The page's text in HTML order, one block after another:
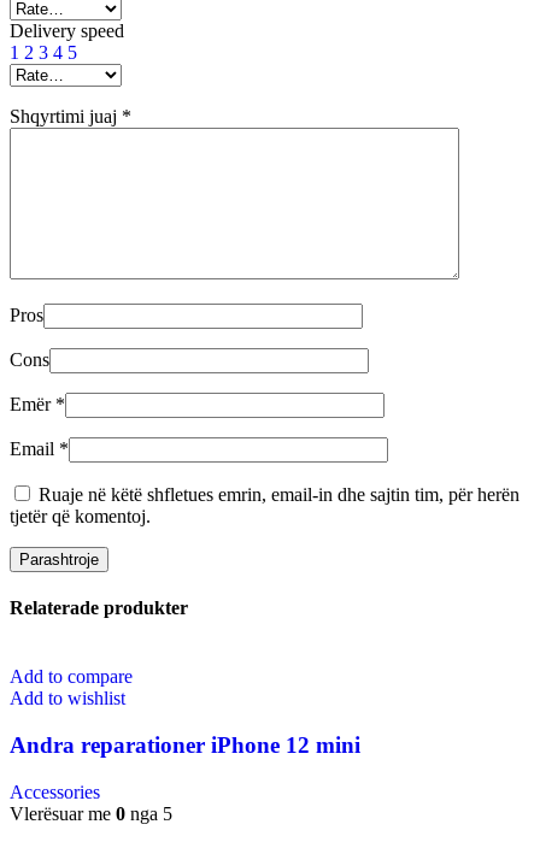
Delivery speed
1 2 3 4 5
Shqyrtimi juaj *
Pros
Cons
Emër *
Email *
Ruaje në këtë shfletues emrin, email-in dhe sajtin tim, për herën
tjetër që komentoj.
Relaterade produkter
Add to compare
Add to wishlist
Andra reparationer iPhone 12 mini
Accessories
Vlerësuar me 0 nga 5